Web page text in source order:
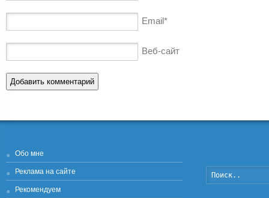
Email*
Веб-сайт
Обо мне
Реклама на сайте
Рекомендуем